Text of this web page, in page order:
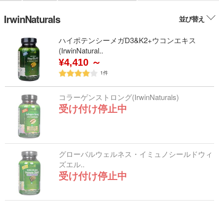
IrwinNaturals 並び替え
ハイポテンシーメガD3&K2+ウコンエキス
(IrwinNatural..
¥4,410 ～
1件
コラーゲンストロング(IrwinNaturals)
受け付け停止中
グローバルウェルネス・イミュノシールドウィ
ズエル..
受け付け停止中